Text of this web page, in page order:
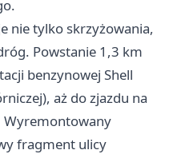
nie tylko skrzyżowania,
Powstanie 1,3 km
benzynowej Shell
aż do zjazdu na
Wyremontowany
fragment ulicy